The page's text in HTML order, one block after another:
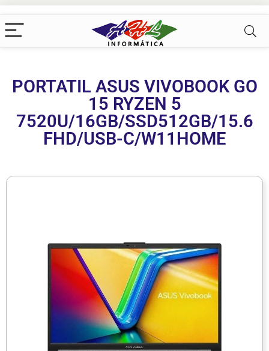
PORTATIL ASUS VIVOBOOK GO
15 RYZEN 5
7520U/16GB/SSD512GB/15.6
FHD/USB-C/W11HOME